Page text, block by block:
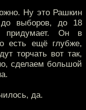
Ну это Рашкин
выборов, до 18
придумает. Он в
есть ещё глубже,
торчать вот так,
сделаем большой
да.